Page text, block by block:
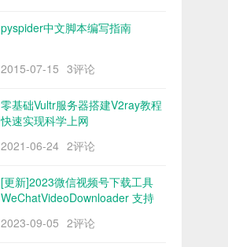
pyspider中文脚本编写指南
2015-07-15 3评论
零基础Vultr服务器搭建V2ray教程
快速实现科学上网
2021-06-24 2评论
[更新]2023微信视频号下载工具
WeChatVideoDownloader 支持
2023-09-05 2评论